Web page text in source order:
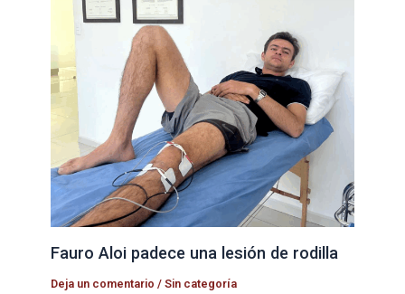
Fauro Aloi padece una lesión de rodilla
Deja un comentario /Sin categoría